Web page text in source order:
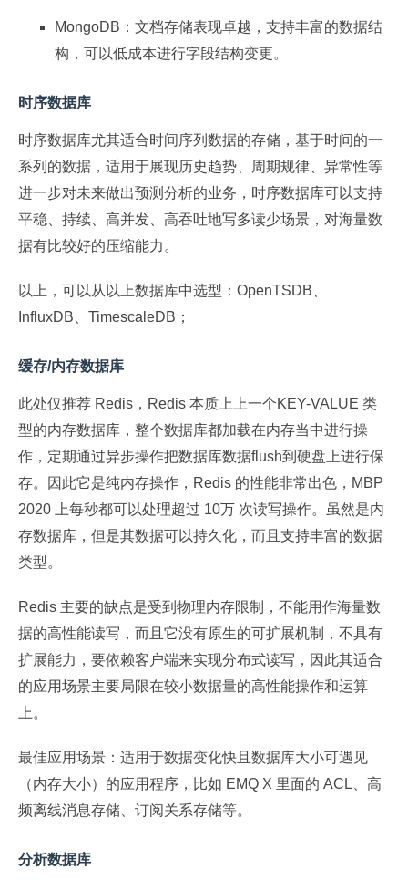
MongoDB：文档存储表现卓越，支持丰富的数据结
构，可以低成本进行字段结构变更。
时序数据库
时序数据库尤其适合时间序列数据的存储，基于时间的一
系列的数据，适用于展现历史趋势、周期规律、异常性等
进一步对未来做出预测分析的业务，时序数据库可以支持
平稳、持续、高并发、高吞吐地写多读少场景，对海量数
据有比较好的压缩能力。
以上，可以从以上数据库中选型：OpenTSDB、
InfluxDB、TimescaleDB；
缓存/内存数据库
此处仅推荐 Redis，Redis 本质上上一个KEY-VALUE 类
型的内存数据库，整个数据库都加载在内存当中进行操
作，定期通过异步操作把数据库数据flush到硬盘上进行保
存。因此它是纯内存操作，Redis 的性能非常出色，MBP
2020 上每秒都可以处理超过 10万 次读写操作。虽然是内
存数据库，但是其数据可以持久化，而且支持丰富的数据
类型。
Redis 主要的缺点是受到物理内存限制，不能用作海量数
据的高性能读写，而且它没有原生的可扩展机制，不具有
扩展能力，要依赖客户端来实现分布式读写，因此其适合
的应用场景主要局限在较小数据量的高性能操作和运算
上。
最佳应用场景：适用于数据变化快且数据库大小可遇见
（内存大小）的应用程序，比如 EMQ X 里面的 ACL、高
频离线消息存储、订阅关系存储等。
分析数据库